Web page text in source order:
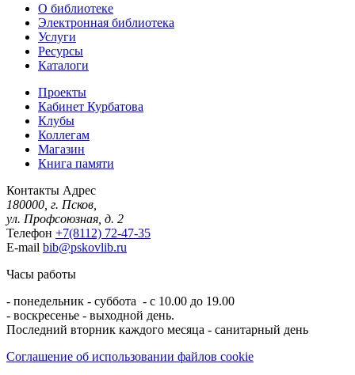
О библиотеке
Электронная библиотека
Услуги
Ресурсы
Каталоги
Проекты
Кабинет Курбатова
Клубы
Коллегам
Магазин
Книга памяти
Контакты Адрес
180000, г. Псков,
ул. Профсоюзная, д. 2
Телефон +7(8112) 72-47-35
E-mail bib@pskovlib.ru
Часы работы
- понедельник - суббота - с 10.00 до 19.00
- воскресенье - выходной день.
Последний вторник каждого месяца - санитарный день
Соглашение об использовании файлов cookie